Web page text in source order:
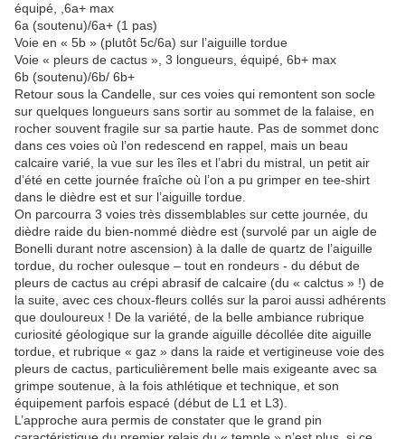
équipé, ,6a+ max
6a (soutenu)/6a+ (1 pas)
Voie en « 5b » (plutôt 5c/6a) sur l’aiguille tordue
Voie « pleurs de cactus », 3 longueurs, équipé, 6b+ max
6b (soutenu)/6b/ 6b+
Retour sous la Candelle, sur ces voies qui remontent son socle
sur quelques longueurs sans sortir au sommet de la falaise, en
rocher souvent fragile sur sa partie haute. Pas de sommet donc
dans ces voies où l’on redescend en rappel, mais un beau
calcaire varié, la vue sur les îles et l’abri du mistral, un petit air
d’été en cette journée fraîche où l’on a pu grimper en tee-shirt
dans le dièdre est et sur l’aiguille tordue.
On parcourra 3 voies très dissemblables sur cette journée, du
dièdre raide du bien-nommé dièdre est (survolé par un aigle de
Bonelli durant notre ascension) à la dalle de quartz de l’aiguille
tordue, du rocher oulesque – tout en rondeurs - du début de
pleurs de cactus au crépi abrasif de calcaire (du « calctus » !) de
la suite, avec ces choux-fleurs collés sur la paroi aussi adhérents
que douloureux ! De la variété, de la belle ambiance rubrique
curiosité géologique sur la grande aiguille décollée dite aiguille
tordue, et rubrique « gaz » dans la raide et vertigineuse voie des
pleurs de cactus, particulièrement belle mais exigeante avec sa
grimpe soutenue, à la fois athlétique et technique, et son
équipement parfois espacé (début de L1 et L3).
L’approche aura permis de constater que le grand pin